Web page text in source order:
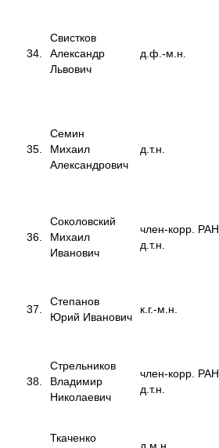
34.
Свистков
Александр
Львович
д.ф.-м.н.
35.
Семин
Михаил
Александрович
д.т.н.
36.
Соколовский
Михаил
Иванович
член-корр. РАН,
д.т.н.
37.
Степанов
Юрий Иванович
к.г.-м.н.
38.
Стрельников
Владимир
Николаевич
член-корр. РАН,
д.т.н.
Ткаченко
д.м.н.,